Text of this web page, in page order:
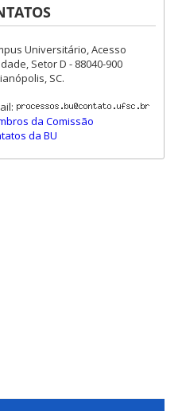
Universitário, Acesso
Setor D - 88040-900
SC.
da Comissão
da BU